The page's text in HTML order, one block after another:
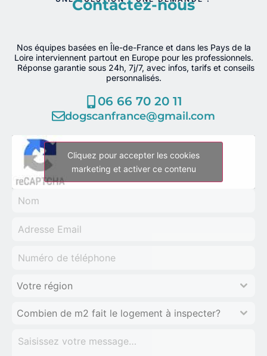
Contactez-nous
Nos équipes basées en Île-de-France et dans les Pays de la
Loire interviennent partout en Europe pour les professionnels.
Réponse garantie sous 24h, 7j/7, avec infos, tarifs et conseils
personnalisés.
06 66 70 20 11
dogscanfrance@gmail.com
Cliquez pour accepter les cookies
marketing et activer ce contenu
Votre région
Combien de m2 fait le logement à inspecter?